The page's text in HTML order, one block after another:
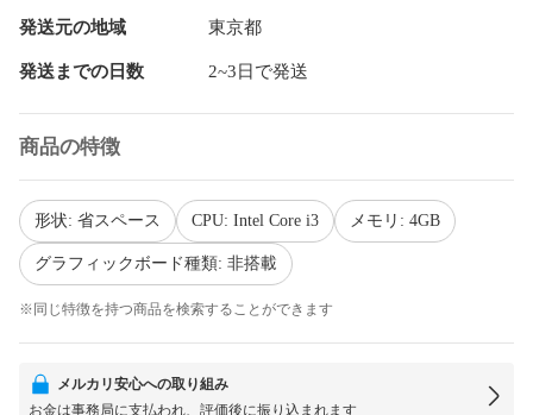
発送元の地域 東京都
発送までの日数 2~3日で発送
商品の特徴
形状: 省スペース CPU: Intel Core i3 メモリ: 4GB
グラフィックボード種類: 非搭載
※同じ特徴を持つ商品を検索することができます
メルカリ安心への取り組み
お金は事務局に支払われ、評価後に振り込まれます